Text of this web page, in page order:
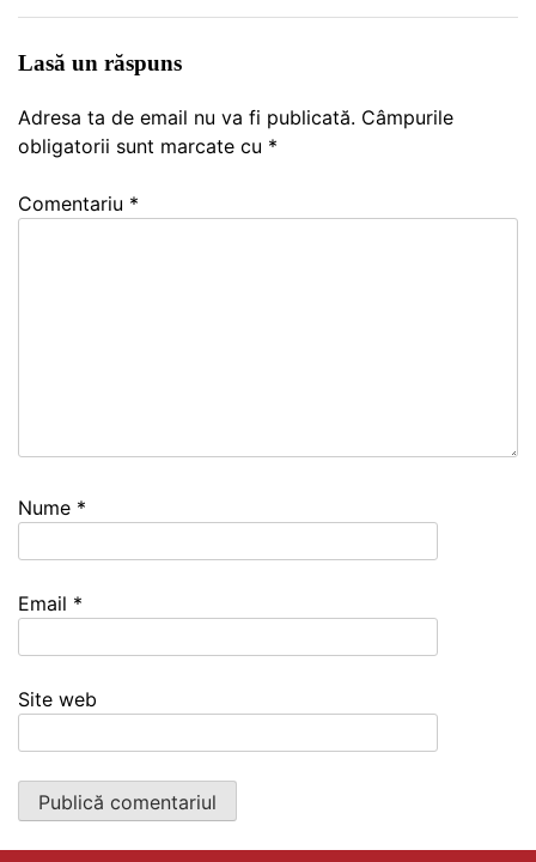
Lasă un răspuns
Adresa ta de email nu va fi publicată. Câmpurile
obligatorii sunt marcate cu *
Comentariu *
Nume *
Email *
Site web